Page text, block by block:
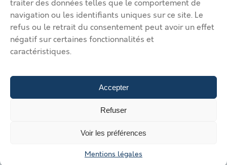
traiter des données telles que le comportement de
navigation ou les identifiants uniques sur ce site. Le
refus ou le retrait du consentement peut avoir un effet
négatif sur certaines fonctionnalités et
caractéristiques.
Accepter
Refuser
Voir les préférences
Mentions légales
/mois hors charge
© 2026 Immobilier Béthune Bruay. Tous droits réservés.
Vos solutions d’implantation dans l’agglomération Béthune Bruay
Vos solutions d’implantation dans
l’agglomération Béthune Bruay Artois Lys Romane
d’implantation dans l’agglomération Béthune Bruay Artois Lys
dans l’agglomération Béthune Bruay Artois Lys Romane
Gérer mes annonces